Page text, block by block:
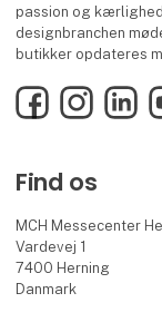
passion og
designbranchen
butikker opdateres
FacebookInstagramLinkedIn
Find os
MCH Messecenter
Vardevej 1
7400 Herning
Danmark